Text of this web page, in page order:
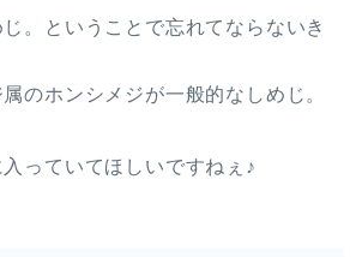
。ということで忘れてならないき
のホンシメジが一般的なしめじ。
っていてほしいですねぇ♪